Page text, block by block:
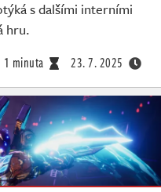
s dalšími interními
hru.
1 minuta 23. 7. 2025